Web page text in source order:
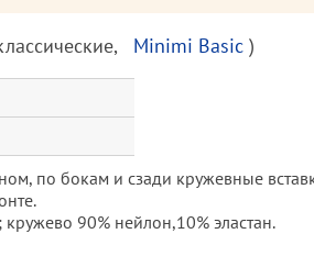
, Minimi Basic )
по бокам и сзади кружевные
кружево 90% нейлон,10% эластан.